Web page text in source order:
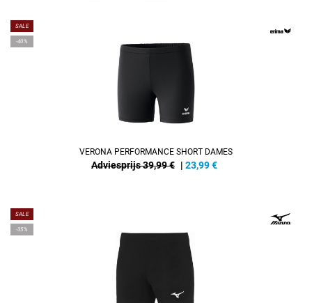
SALE
-40%
VERONA PERFORMANCE SHORT DAMES
Adviesprijs 39,99 € | 23,99€
SALE
-35%